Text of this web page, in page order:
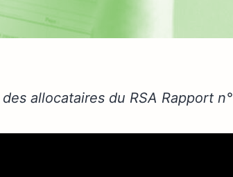
allocataires du RSA Rapport n°